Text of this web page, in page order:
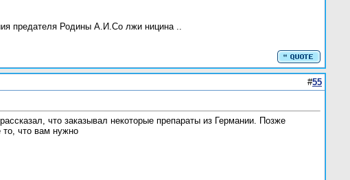
предателя Родины А.И.Со лжи ницина ..
#55
что заказывал некоторые препараты из Германии. Позже
то, что вам нужно